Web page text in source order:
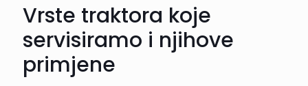
Vrste traktora koje
servisiramo i njihove
primjene